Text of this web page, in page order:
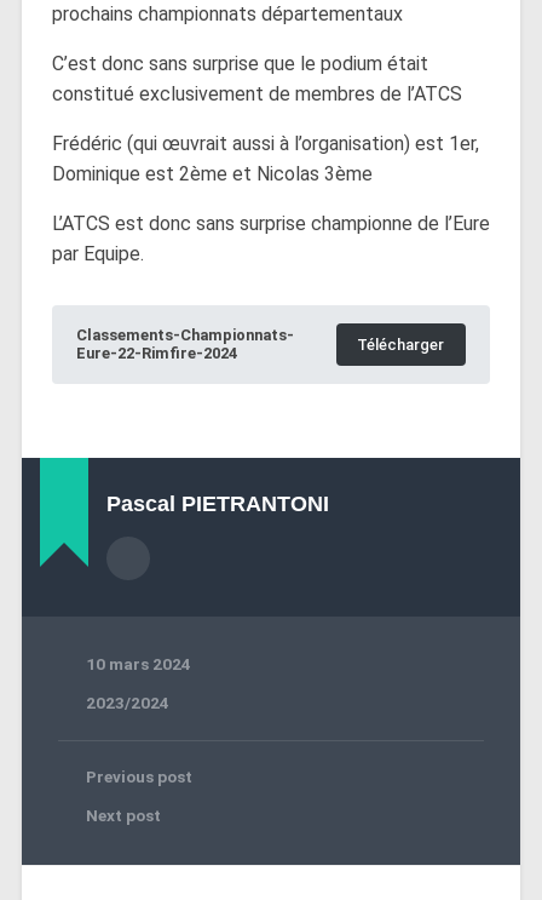
prochains championnats départementaux
C’est donc sans surprise que le podium était
constitué exclusivement de membres de l’ATCS
Frédéric (qui œuvrait aussi à l’organisation) est 1er,
Dominique est 2ème et Nicolas 3ème
L’ATCS est donc sans surprise championne de l’Eure
par Equipe.
Classements-Championnats-
Eure-22-Rimfire-2024
Télécharger
Pascal PIETRANTONI
10 mars 2024
2023/2024
Previous post
Next post